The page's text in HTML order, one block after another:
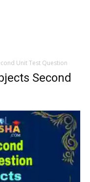
Unit Test Question
Second